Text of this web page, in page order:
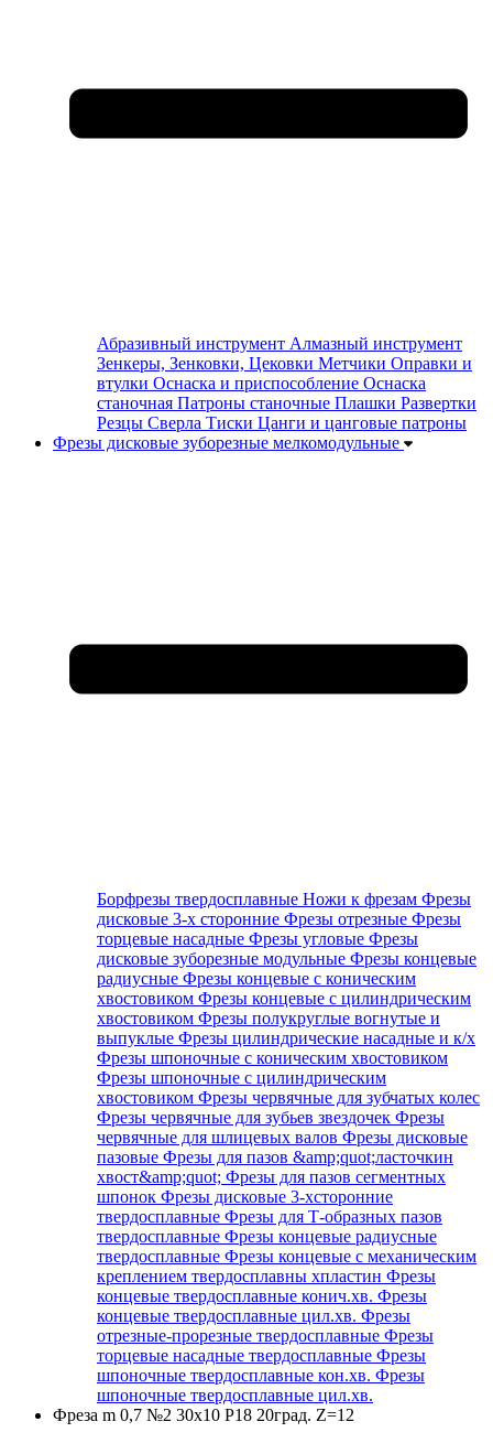
Абразивный инструмент Алмазный инструмент
Зенкеры, Зенковки, Цековки Метчики Оправки и
втулки Оснаска и приспособление Оснаска
станочная Патроны станочные Плашки Развертки
Резцы Сверла Тиски Цанги и цанговые патроны
Фрезы дисковые зуборезные мелкомодульные
Борфрезы твердосплавные Ножи к фрезам Фрезы
дисковые 3-х сторонние Фрезы отрезные Фрезы
торцевые насадные Фрезы угловые Фрезы
дисковые зуборезные модульные Фрезы концевые
радиусные Фрезы концевые с коническим
хвостовиком Фрезы концевые с цилиндрическим
хвостовиком Фрезы полукруглые вогнутые и
выпуклые Фрезы цилиндрические насадные и к/х
Фрезы шпоночные с коническим хвостовиком
Фрезы шпоночные с цилиндрическим
хвостовиком Фрезы червячные для зубчатых колес
Фрезы червячные для зубьев звездочек Фрезы
червячные для шлицевых валов Фрезы дисковые
пазовые Фрезы для пазов &amp;quot;ласточкин
хвост&amp;quot; Фрезы для пазов сегментных
шпонок Фрезы дисковые 3-хсторонние
твердосплавные Фрезы для Т-образных пазов
твердосплавные Фрезы концевые радиусные
твердосплавные Фрезы концевые с механическим
креплением твердосплавны хпластин Фрезы
концевые твердосплавные конич.хв. Фрезы
концевые твердосплавные цил.хв. Фрезы
отрезные-прорезные твердосплавные Фрезы
торцевые насадные твердосплавные Фрезы
шпоночные твердосплавные кон.хв. Фрезы
шпоночные твердосплавные цил.хв.
Фреза m 0,7 №2 30х10 Р18 20град. Z=12